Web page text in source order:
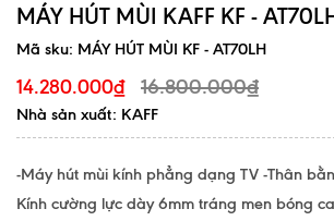
MÁY HÚT MÙI KAFF KF -
Mã sku: MÁY HÚT MÙI KF - AT70LH
14.280.000₫ 16.800.000₫
Nhà sản xuất: KAFF
-Máy hút mùi kính phẳng dạng TV -Thân
Kính cường lực dày 6mm tráng men bóng